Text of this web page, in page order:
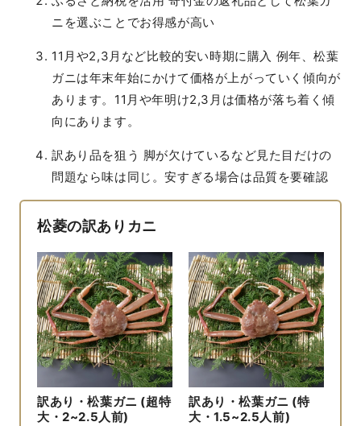
ニを選ぶことでお得感が高い
11月や2,3月など比較的安い時期に購入 例年、松葉
ガニは年末年始にかけて価格が上がっていく傾向が
あります。11月や年明け2,3月は価格が落ち着く傾
向にあります。
訳あり品を狙う 脚が欠けているなど見た目だけの
問題なら味は同じ。安すぎる場合は品質を要確認
松菱の訳ありカニ
訳あり・松葉ガニ (超特
大・2~2.5人前)
訳あり・松葉ガニ (特
大・1.5~2.5人前)